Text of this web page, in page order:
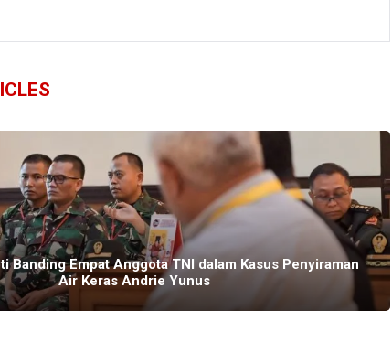
Banding Empat Anggota TNI dalam Kasus Penyiraman
Air Keras Andrie Yunus